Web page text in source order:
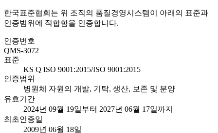
한국표준협회는 위 조직의 품질경영시스템이 아래의 표준과
인증범위에 적합함을 인증합니다.
인증번호
QMS-3072
표준
KS Q ISO 9001:2015/ISO 9001:2015
인증범위
병원체 자원의 개발, 기탁, 생산, 보존 및 분양
유효기간
2024년 09월 19일부터 2027년 06월 17일까지
최초인증일
2009년 06월 18일